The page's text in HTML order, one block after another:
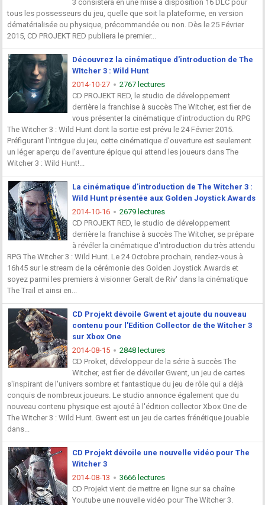
3 consistera en une mise à disposition 16 DLC pour
tous les possesseurs du jeu, quelle que soit la plateforme, en version
dématérialisée ou physique, précommandée ou non. Dès le 25 Février
2015, CD PROJEKT RED publiera le premier...
Découvrez la cinématique d'introduction de The
WItcher 3 : Wild Hunt
2014-10-27
2767 lectures
CD PROJEKT RED, le studio de développement
derrière la franchise à succès The Witcher, est fier de
vous présenter la cinématique d'introduction du RPG
The Witcher 3 : Wild Hunt dont la sortie est prévu le 24 Février 2015.
Préfigurant l'intrigue du jeu, cette cinématique d'ouverture est seulement
un léger aperçu de l'aventure épique qui attend les joueurs dans The
Witcher 3 : Wild Hunt!...
La cinématique d'introduction de The Witcher 3 :
Wild Hunt présentée aux Golden Joystick Awards
2014-10-16
2679 lectures
CD PROJEKT RED, le studio de développement
derrière la franchise à succès The Witcher, se prépare
à révéler la cinématique d'introduction du très attendu
RPG The Witcher 3 : Wild Hunt. Le 24 Octobre prochain, rendez-vous à
16h45 sur le stream de la cérémonie des Golden Joystick Awards et
soyez parmi les premiers à visionner Geralt de Riv' dans la cinématique
The Trail et ainsi en...
CD Projekt dévoile Gwent et ajoute du nouveau
contenu pour l'Edition Collector de the Witcher 3
sur Xbox One
2014-08-15
2848 lectures
CD Proket, développeur de la série à succès The
Witcher, est fier de dévoiler Gwent, un jeu de cartes
s'inspirant de l'univers sombre et fantastique du jeu de rôle qui a déjà
conquis de nombreux joueurs. Le studio annonce également que du
nouveau contenu physique est ajouté à l'édition collector Xbox One de
The Witcher 3 : Wild Hunt. Gwent est un jeu de cartes frénétique jouable
dans...
CD Projekt dévoile une nouvelle vidéo pour The
Witcher 3
2014-08-13
3666 lectures
CD Projekt vient de mettre en ligne sur sa chaîne
Youtube une nouvelle vidéo pour The Witcher 3.